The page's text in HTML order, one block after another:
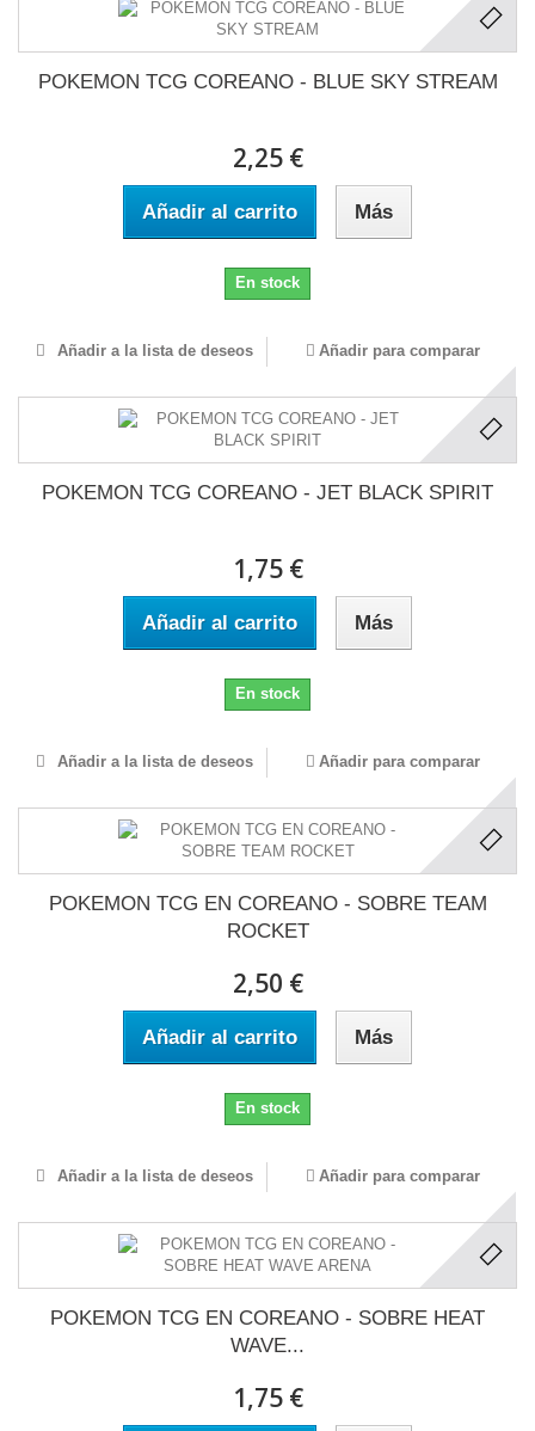
POKEMON TCG COREANO - BLUE SKY STREAM
2,25 €
Añadir al carrito Más
En stock
Añadir a la lista de deseos Añadir para comparar
POKEMON TCG COREANO - JET BLACK SPIRIT
1,75 €
Añadir al carrito Más
En stock
Añadir a la lista de deseos Añadir para comparar
POKEMON TCG EN COREANO - SOBRE TEAM
ROCKET
2,50 €
Añadir al carrito Más
En stock
Añadir a la lista de deseos Añadir para comparar
POKEMON TCG EN COREANO - SOBRE HEAT
WAVE...
1,75 €